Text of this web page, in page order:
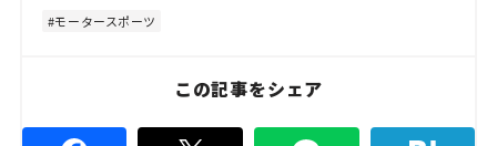
%
モータースポーツ
この記事をシェア